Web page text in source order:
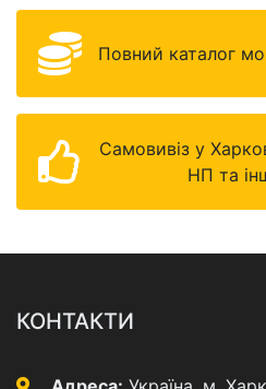
Повний каталог
Самовивіз у
НП та
КОНТАКТИ